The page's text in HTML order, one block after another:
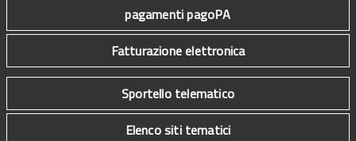
pagamenti pagoPA
Fatturazione elettronica
Sportello telematico
Elenco siti tematici